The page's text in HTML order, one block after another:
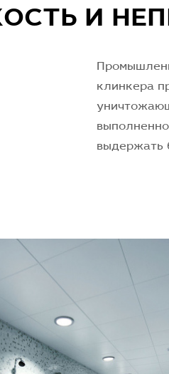
И
клинкера
выдержать